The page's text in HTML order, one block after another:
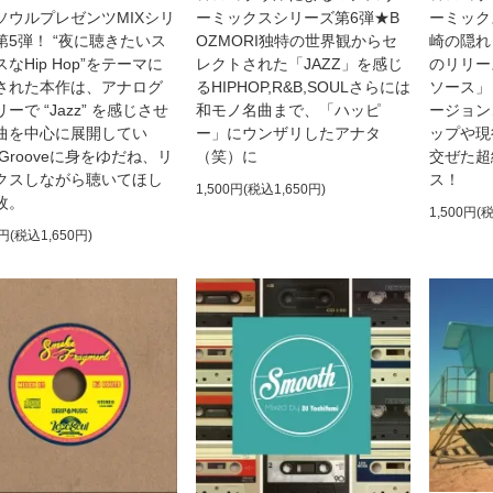
ウルプレゼンツMIXシリ
5弾！ “夜に聴きたいス
なHip Hop”をテーマに
れた本作は、アナログ
ーで “Jazz” を感じさせ
を中心に展開してい
に身をゆだね、リ
スしながら聴いてほし
(税込1,650円)
ーミックスシリーズ第6弾★B
OZMORI独特の世界観からセ
レクトされた「JAZZ」を感じ
るHIPHOP,R&B,SOULさらには
和モノ名曲まで、「ハッピ
ー」にウンザリしたアナタ
（笑）に
1,500円(税込1,650円)
ーミッ
崎の隠
のリリ
ソース
ージョ
ップや
交ぜた
ス！
1,500円(